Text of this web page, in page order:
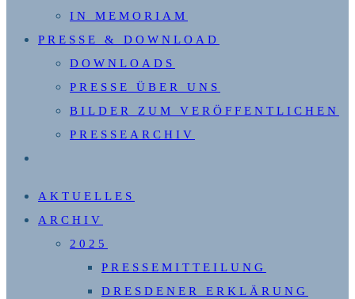
IN MEMORIAM
PRESSE & DOWNLOAD
DOWNLOADS
PRESSE ÜBER UNS
BILDER ZUM VERÖFFENTLICHEN
PRESSEARCHIV
UMSCHALTEN
AKTUELLES
ARCHIV
2025
PRESSEMITTEILUNG
DRESDENER ERKLÄRUNG